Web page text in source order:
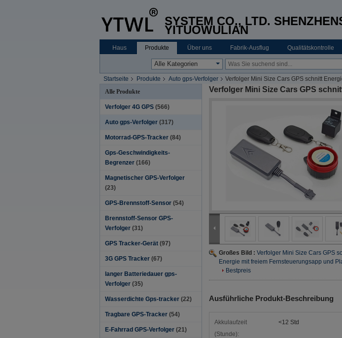
SYSTEM CO., LTD.
YITUOWULIAN
Haus Produkte Über uns Fabrik-Ausflug Qualitätskontrolle
Startseite Produkte Auto gps-Verfolger Verfolger Mini Size Cars GPS schnitt
Alle Produkte
Verfolger 4G GPS (566)
Auto gps-Verfolger (317)
Motorrad-GPS-Tracker (84)
Gps-Geschwindigkeits-
Begrenzer (166)
Magnetischer GPS-Verfolger
(23)
GPS-Brennstoff-Sensor (54)
Brennstoff-Sensor GPS-
Verfolger (31)
GPS Tracker-Gerät (97)
3G GPS Tracker (67)
langer Batteriedauer gps-
Verfolger (35)
Wasserdichte Gps-tracker (22)
Tragbare GPS-Tracker (54)
E-Fahrrad GPS-Verfolger (21)
Verfolger Mini Size Cars GPS
Großes Bild : Verfolger Mini Size Cars GPS
Energie mit freiem Fernsteuerungsapp und
Bestpreis
Ausführliche Produkt-Beschreibung
Akkulaufzeit
(Stunde):
<12 Std